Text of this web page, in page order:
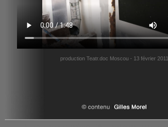
production Teatr.doc Moscou - 13 février 2011